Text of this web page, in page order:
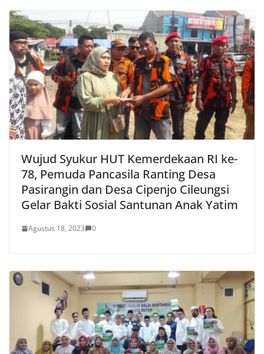
Wujud Syukur HUT Kemerdekaan RI ke-
78, Pemuda Pancasila Ranting Desa
Pasirangin dan Desa Cipenjo Cileungsi
Gelar Bakti Sosial Santunan Anak Yatim
Agustus 18, 2023 0